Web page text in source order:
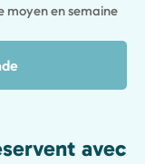
moyen en semaine
avec